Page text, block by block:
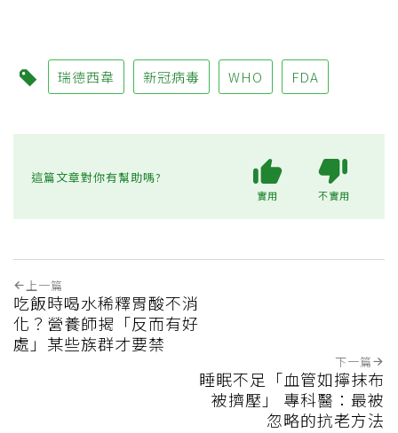
瑞德西韋 新冠病毒 WHO FDA
這篇文章對你有幫助嗎?
實用 不實用
上一篇
吃飯時喝水稀釋胃酸不消
化？營養師揭「反而有好
處」某些族群才要禁
下一篇
睡眠不足「血管如擰抹布
被擠壓」 專科醫：最被
忽略的抗老方法